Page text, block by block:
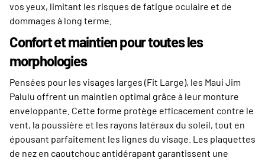
vos yeux, limitant les risques de fatigue oculaire et de
dommages à long terme.
Confort et maintien pour toutes les
morphologies
Pensées pour les visages larges (Fit Large), les Maui Jim
Palulu offrent un maintien optimal grâce à leur monture
enveloppante. Cette forme protège efficacement contre le
vent, la poussière et les rayons latéraux du soleil, tout en
épousant parfaitement les lignes du visage. Les plaquettes
de nez en caoutchouc antidérapant garantissent une